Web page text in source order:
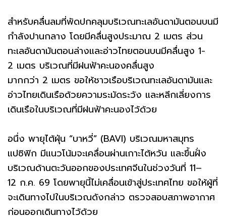
สำหรับคลื่นลมที่พัดปกคลุมบริเวณทะเลอันดามันตอนบนมี
กำลังปานกลาง โดยมีคลื่นสูงประมาณ 2 เมตร ส่วน
ทะเลอันดามันตอนล่างและอ่าวไทยตอนบนมีคลื่นสูง 1-
2 เมตร บริเวณที่มีฝนฟ้าคะนองคลื่นสูง
มากกว่า 2 เมตร ขอให้ชาวเรือบริเวณทะเลอันดามันและ
อ่าวไทยเดินเรือด้วยความระมัดระวัง และหลีกเลี่ยงการ
เดินเรือในบริเวณที่มีฝนฟ้าคะนองไว้ด้วย
อนึ่ง พายุไต้ฝุ่น “บาหวี่” (BAVI) บริเวณมหาสมุทร
แปซิฟิก มีแนวโน้มจะเคลื่อนผ่านเกาะไต้หวัน และขึ้นฝั่ง
บริเวณด้านตะวันออกของประเทศจีนในช่วงวันที่ 11–
12 ก.ค. 69 โดยพายุนี้ไม่เคลื่อนเข้าสู่ประเทศไทย ขอให้ผู้ที่
จะเดินทางไปในบริเวณดังกล่าว ตรวจสอบสภาพอากาศ
ก่อนออกเดินทางไว้ด้วย